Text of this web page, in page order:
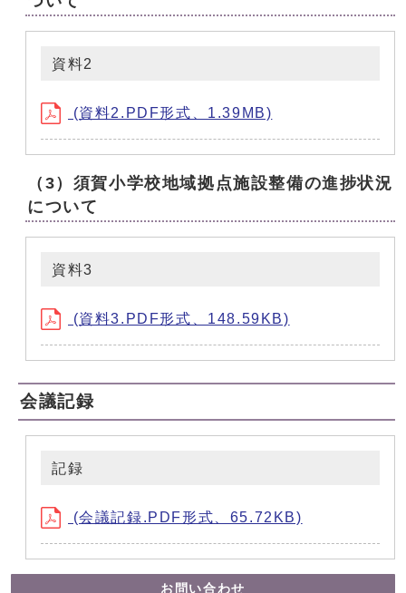
資料2
(資料2.PDF形式、1.39MB)
（3）須賀小学校地域拠点施設整備の進捗状況
について
資料3
(資料3.PDF形式、148.59KB)
会議記録
記録
(会議記録.PDF形式、65.72KB)
お問い合わせ